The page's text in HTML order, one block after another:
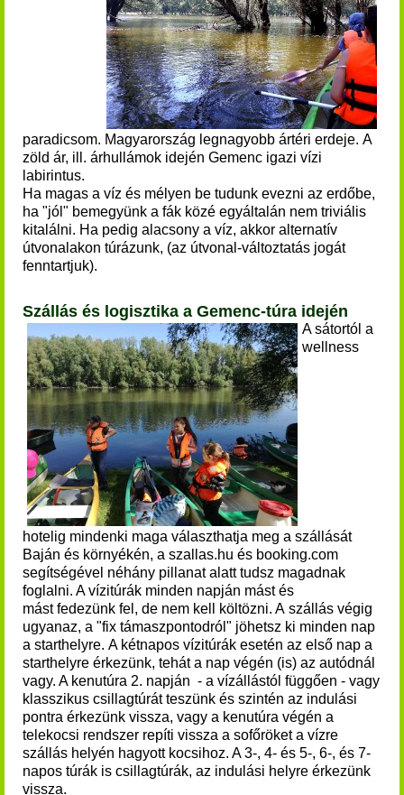
paradicsom. Magyarország legnagyobb ártéri erdeje. A
zöld ár, ill. árhullámok idején Gemenc igazi vízi
labirintus.
Ha magas a víz és mélyen be tudunk evezni az erdőbe,
ha "jól" bemegyünk a fák közé egyáltalán nem triviális
kitalálni. Ha pedig alacsony a víz, akkor alternatív
útvonalakon túrázunk, (az útvonal-változtatás jogát
fenntartjuk).
Szállás és logisztika a Gemenc-túra idején
A sátortól a
wellness
hotelig mindenki maga választhatja meg a szállását
Baján és környékén, a szallas.hu és booking.com
segítségével néhány pillanat alatt tudsz magadnak
foglalni. A vízitúrák minden napján mást és
mást fedezünk fel, de nem kell költözni. A szállás végig
ugyanaz, a "fix támaszpontodról" jöhetsz ki minden nap
a starthelyre. A kétnapos vízitúrák esetén az első nap a
starthelyre érkezünk, tehát a nap végén (is) az autódnál
vagy. A kenutúra 2. napján - a vízállástól függően - vagy
klasszikus csillagtúrát teszünk és szintén az indulási
pontra érkezünk vissza, vagy a kenutúra végén a
telekocsi rendszer repíti vissza a sofőröket a vízre
szállás helyén hagyott kocsihoz. A 3-, 4- és 5-, 6-, és 7-
napos túrák is csillagtúrák, az indulási helyre érkezünk
vissza.